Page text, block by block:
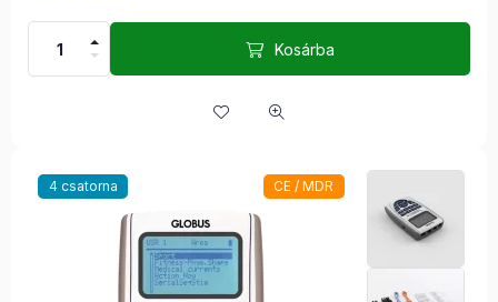
Kosárba
4 csatorna CE / MDR